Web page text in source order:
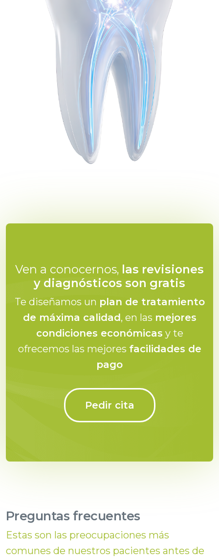
Ven a conocernos, las revisiones
y diagnósticos son gratis
Te diseñamos un plan de tratamiento
de máxima calidad, en las mejores
condiciones económicas y te
ofrecemos las mejores facilidades de
pago
Pedir cita
Preguntas frecuentes
Estas son las preocupaciones más
comunes de nuestros pacientes antes de